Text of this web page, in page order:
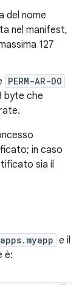
del nome
nel manifest,
127
PERM-AR-DO
byte che
in caso
sia il
e il
è: